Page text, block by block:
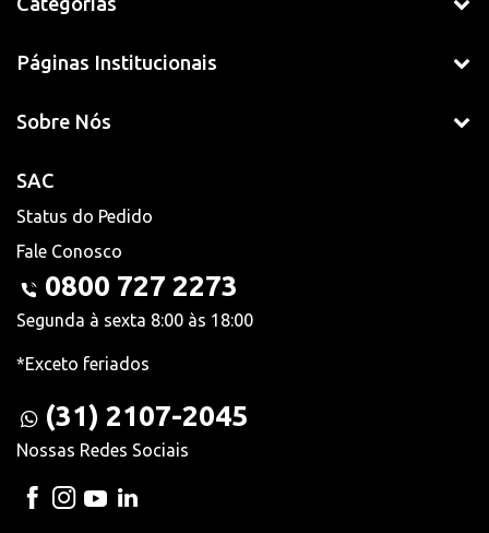
Páginas Institucionais
Sobre Nós
SAC
Status do Pedido
Fale Conosco
0800 727 2273
Segunda à sexta 8:00 às 18:00
*Exceto feriados
(31) 2107-2045
Nossas Redes Sociais